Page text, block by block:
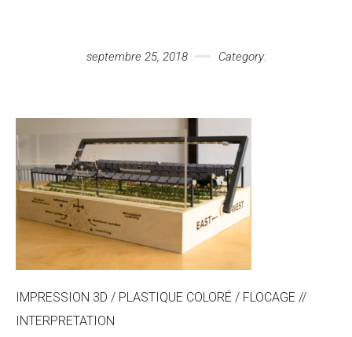
Votre messageseptembre 25, 2018 Category:
IMPRESSION 3D / PLASTIQUE COLORÉ / FLOCAGE //
INTERPRETATION